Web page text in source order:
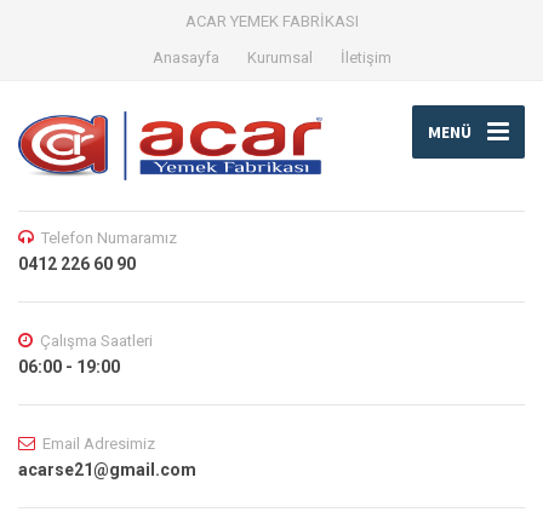
ACAR YEMEK FABRİKASI
Anasayfa
Kurumsal İletişim
MENÜ
Telefon Numaramız
0412 226 60 90
Çalışma Saatleri
06:00 - 19:00
Email Adresimiz
acarse21@gmail.com